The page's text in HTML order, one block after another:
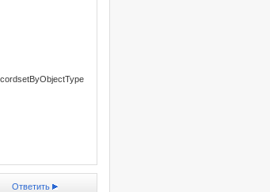
Ответить